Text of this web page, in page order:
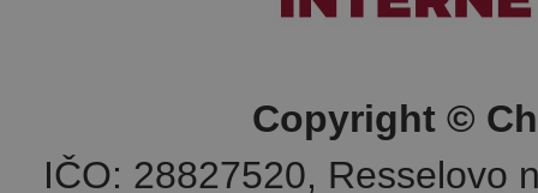
Copyright ©
IČO: 28827520, Resselovo